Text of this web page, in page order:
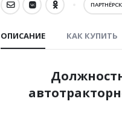
ОПИСАНИЕ КАК КУПИТЬ